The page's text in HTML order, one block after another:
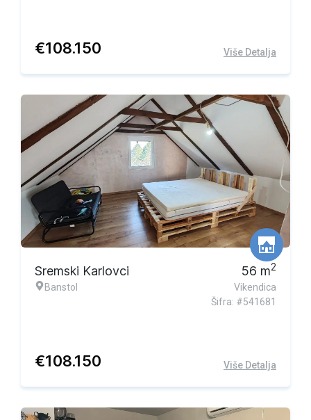
€108.150 Više Detalja
Sremski Karlovci
Banstol
56 m2
Vikendica
Šifra: #541681
€108.150 Više Detalja